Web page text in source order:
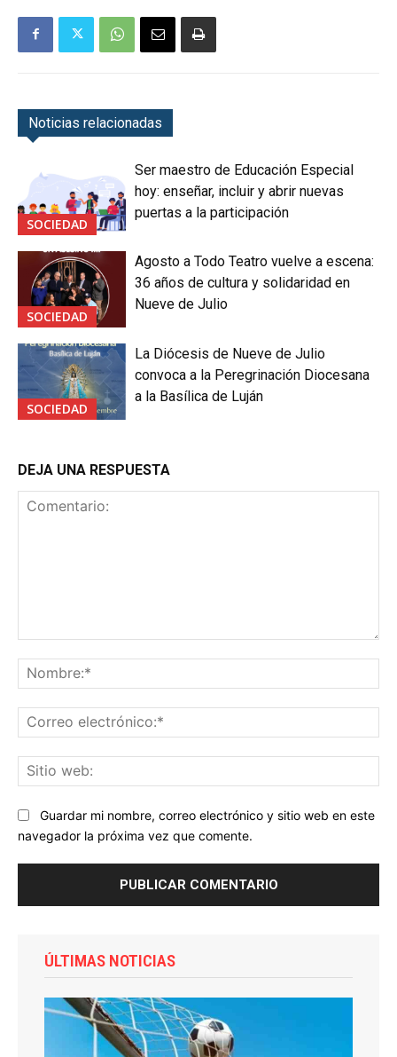
Noticias relacionadas
SOCIEDAD
Ser maestro de Educación Especial
hoy: enseñar, incluir y abrir nuevas
puertas a la participación
SOCIEDAD
Agosto a Todo Teatro vuelve a escena:
36 años de cultura y solidaridad en
Nueve de Julio
SOCIEDAD
La Diócesis de Nueve de Julio
convoca a la Peregrinación Diocesana
a la Basílica de Luján
DEJA UNA RESPUESTA
Guardar mi nombre, correo electrónico y sitio web en este
navegador la próxima vez que comente.
ÚLTIMAS NOTICIAS